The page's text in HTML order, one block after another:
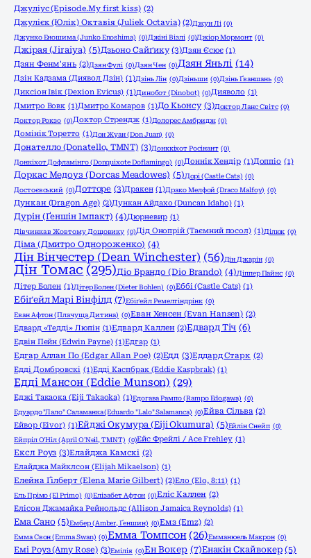
Джуліус (Episode.My first kiss) (2)
Джулієк (Юлік) Октавія (Juliek Octavia) (2)Джун Лі (0)
Джунко Еношима (Junko Enoshima) (0)Джіні Візлі (0)Джіор Мормонт (0)
Джірая (Jiraiya) (5)Дзьоно Сайґику (3)Дзян Єсює (1)
Дзян Фенм'янь (2)Дзян Фулі (0)Дзян Чен (0)Дзян Яньлі (14)
Дзін Кадзама (Диявол Дзін) (1)Дзінь Лін (0)Дзіньши (0)Дзінь Ґваншань (0)
Диксіон Івік (Dexion Evicus) (1)Динобот (Dinobot) (0)Дияволо (1)
Дмитро Вовк (1)Дмитро Комаров (1)До Кьонсу (3)Доктор Ланс Світс (0)
Доктор Рокзо (0)Доктор Стрендж (1)Долорес Амбридж (0)
Домінік Торетто (1)Дон Жуан (Don Juan) (0)
Донателло (Donatello, TMNT) (3)Донккіхот Росінант (0)
Донкіхот Дофламінго (Donquixote Doflamingo) (0)Доннік Хендір (1)Доппіо (1)
Доркас Медоуз (Dorcas Meadowes) (5)Дорі (Castle Cats) (0)
Достоєвський (0)Дотторе (3)Дракен (1)Драко Мелфой (Draco Malfoy) (0)
Дункан (Dragon Age) (2)Дункан Айдахо (Duncan Idaho) (1)
Дурін (Ґеншін Імпакт) (4)Дюрневир (1)
Дівчинка в Жовтому Дощовику (0)Дід Онопрій (Таємний посол) (1)Ділюк (0)
Діма (Дмитро Однороженко) (4)
Дін Вінчестер (Dean Winchester) (56)Дін Джарін (0)
Дін Томас (295)Діо Брандо (Dio Brando) (4)Діппер Пайнс (0)
Дітер Болен (1)Дітер Болен (Dieter Bohlen) (0)Еббі (Castle Cats) (1)
Ебіґейл Марі Вінфілд (7)Ебіґейл Ремелтіндрінк (0)
Еван Афтон (Плачуща Дитина) (0)Еван Хенсен (Evan Hansen) (2)
Едвард «Тедді» Люпін (1)Едвард Каллен (2)Едвард Тіч (6)
Едвін Пейн (Edwin Payne) (1)Едгар (1)
Едгар Аллан По (Edgar Allan Poe) (2)Едд (3)Еддард Старк (2)
Едді Домбровскі (1)Едді Каспбрак (Eddie Kaspbrak) (1)
Едді Мансон (Eddie Munson) (29)
Еджі Такаока (Eiji Takaoka) (1)Едогава Рампо (Rampo Edogawa) (0)
Едуардо "Лало" Саламанка (Eduardo "Lalo" Salamanca) (0)Ейва Сільва (2)
Ейвор (Eivor) (1)Ейджі Окумура (Eiji Okumura) (5)Ейлін Снейп (0)
Ейпріл О'Ніл (April O'Neil, TMNT) (0)Ейс Фрейлі / Ace Frehley (1)
Ексл Роуз (3)Елайджа Камскі (2)
Елайджа Майклсон (Elijah Mikaelson) (1)
Елейна Ґілберт (Elena Marie Gilbert) (2)Ело (Elo, 8:11) (1)
Ель Прімо (El Primo) (0)Елізабет Афтон (0)Еліс Каллен (2)
Елісон Джамайка Рейнольдс (Allison Jamaica Reynolds) (1)
Ема Сано (5)Ембер (Amber, Ґеншин) (0)Емз (Emz) (2)
Емма Свон (Emma Swan) (0)Емма Томпсон (26)Емманюель Макрон (0)
Емі Роуз (Amy Rose) (3)Емілія (0)Ен Вокер (7)Енакін Скайвокер (5)